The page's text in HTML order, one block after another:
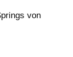
von